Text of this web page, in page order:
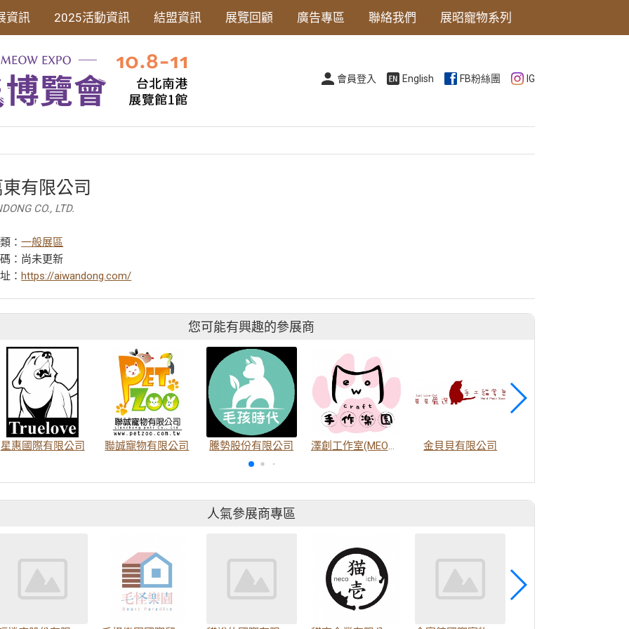
資訊 2025活動資訊 結盟資訊 展覽回顧 廣告專區 聯絡我們 展昭寵物系列
會員登入 English FB粉絲團 IG
有限公司
CO., LTD.
：一般展區
：尚未更新
：https://aiwandong.com/
您可能有興趣的參展商
星惠國際有限公司 聯誠寵物有限公司 騰勢股份有限公司 澤創工作室(MEOW手作樂園) 金貝貝有限公司
人氣參展商專區